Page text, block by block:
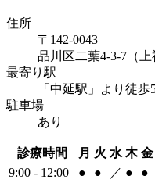
住所
〒142-0043
品川区二葉4-3-7（上
最寄り駅
「中延駅」より徒歩
駐車場
あり
診療時間 月 火 水 木 金
9:00 - 12:00
● ● ／ ● ●